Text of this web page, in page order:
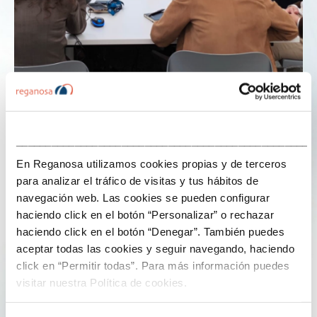
En Reganosa utilizamos cookies propias y de terceros
para analizar el tráfico de visitas y tus hábitos de
navegación web. Las cookies se pueden configurar
haciendo click en el botón “Personalizar” o rechazar
haciendo click en el botón “Denegar”. También puedes
aceptar todas las cookies y seguir navegando, haciendo
click en “Permitir todas”. Para más información puedes
visitar nuestra Política de cookies.
23 de octubre de 2025
Gasnam para avanzar en la transición
energética del transporte
Esta mañana, nuestra responsable de Transición
Energética,Andrea Míguez da Rocha, ha participado
en la reunión de lajunta directiva de Gasnam ,
reforzando así el compromiso de Reganosa con una